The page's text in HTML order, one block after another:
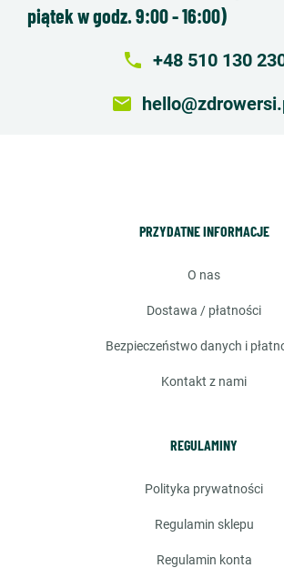
piątek w godz. 9:00 - 16:00)
local_phone +48 510 130
email
PRZYDATNE INFORMACJE
o nas
dostawa / płatności
bezpieczeństwo danych i
kontakt z nami
REGULAMINY
polityka prywatności
regulamin sklepu
regulamin konta